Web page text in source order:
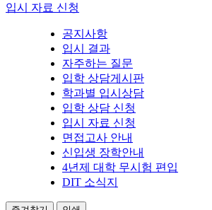
입시 자료 신청
공지사항
입시 결과
자주하는 질문
입학 상담게시판
학과별 입시상담
입학 상담 신청
입시 자료 신청
면접고사 안내
신입생 장학안내
4년제 대학 무시험 편입
DIT 소식지